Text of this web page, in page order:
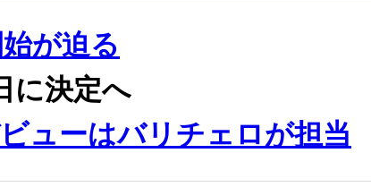
が迫る
に決定へ
ューはバリチェロが担当